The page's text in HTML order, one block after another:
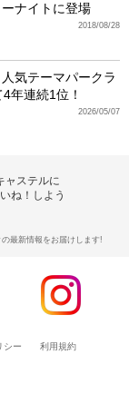
ナイトに登場
2018/08/28
気テーマパークラ
年連続1位！
2026/05/07
ャステルに
ね！しよう
最新情報をお届けします!
シー 利用規約